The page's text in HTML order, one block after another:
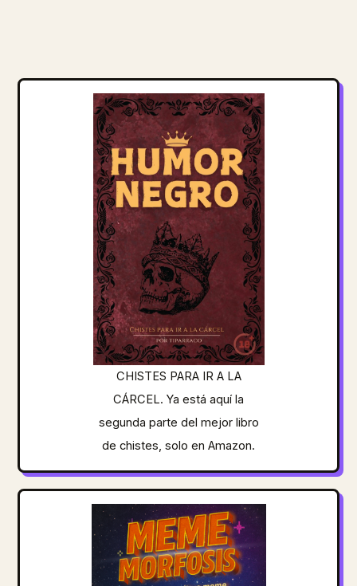
CHISTES PARA IR A LA
CÁRCEL. Ya está aquí la
segunda parte del mejor libro
de chistes, solo en Amazon.